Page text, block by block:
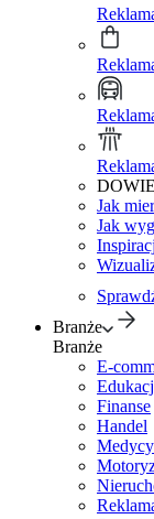
Jak
Jak
Branże
Branże
E-
Finanse
Handel